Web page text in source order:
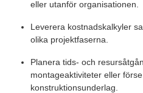
eller utanför organisationen.
Leverera kostnadskalkyler
olika projektfaserna.
Planera tids- och
montageaktiviteter eller
konstruktionsunderlag.